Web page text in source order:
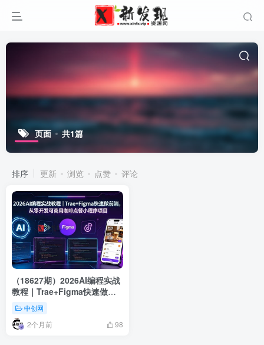
页面 共1篇
排序 更新 浏览 点赞 评论
（18627期）2026AI编程实战
教程｜Trae+Figma快速做前
端，从零开发可商用咖啡点餐
小程序项目
中创网
2个月前 98